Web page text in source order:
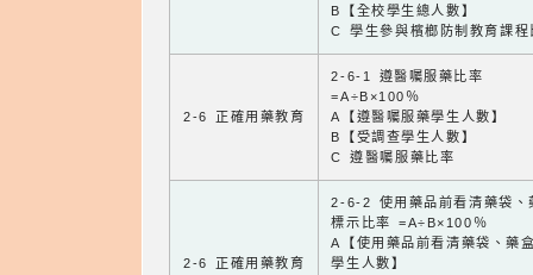
B【全校學生總人數】
C 學生參與檳榔防制教育課程
2-6 正確用藥教育
2-6-1 遵醫囑服藥比率
=A÷B×100％
A【遵醫囑服藥學生人數】
B【受調查學生人數】
C 遵醫囑服藥比率
2-6 正確用藥教育
2-6-2 使用藥品前看清藥袋、
標示比率 =A÷B×100％
A【使用藥品前看清藥袋、藥
學生人數】